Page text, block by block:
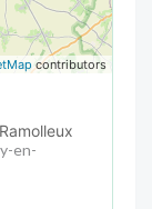
contributors
en-